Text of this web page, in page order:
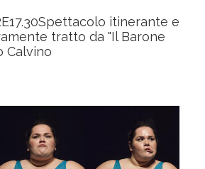
itinerante e
tratto da "Il Barone
Calvino